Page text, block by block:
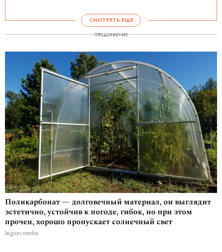
СМОТРЕТЬ ЕЩЕ
ПРОДОЛЖЕНИЕ
Поликарбонат — долговечный материал, он выглядит
эстетично, устойчив к погоде, гибок, но при этом
прочен, хорошо пропускает солнечный свет
legion-media